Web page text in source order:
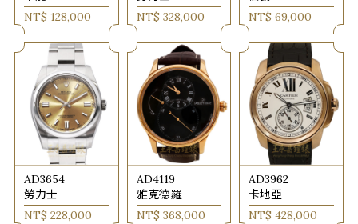
NT$ 128,000
NT$ 328,000
NT$ 69,000
AD3654
勞力士
NT$ 228,000
AD4119
雅克德羅
NT$ 368,000
AD3962
卡地亞
NT$ 428,000